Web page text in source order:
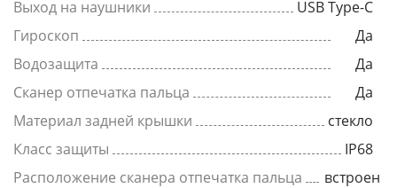
Выход на наушники
USB Type-C
Гироскоп
Да
Водозащита
Да
Сканер отпечатка пальца
Да
Материал задней крышки
стекло
Класс защиты
IP68
Расположение сканера отпечатка пальца
встроен